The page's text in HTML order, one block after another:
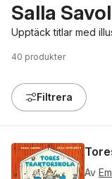
Salla
Upptäck titlar med
40 produkter
Filtrera
Av